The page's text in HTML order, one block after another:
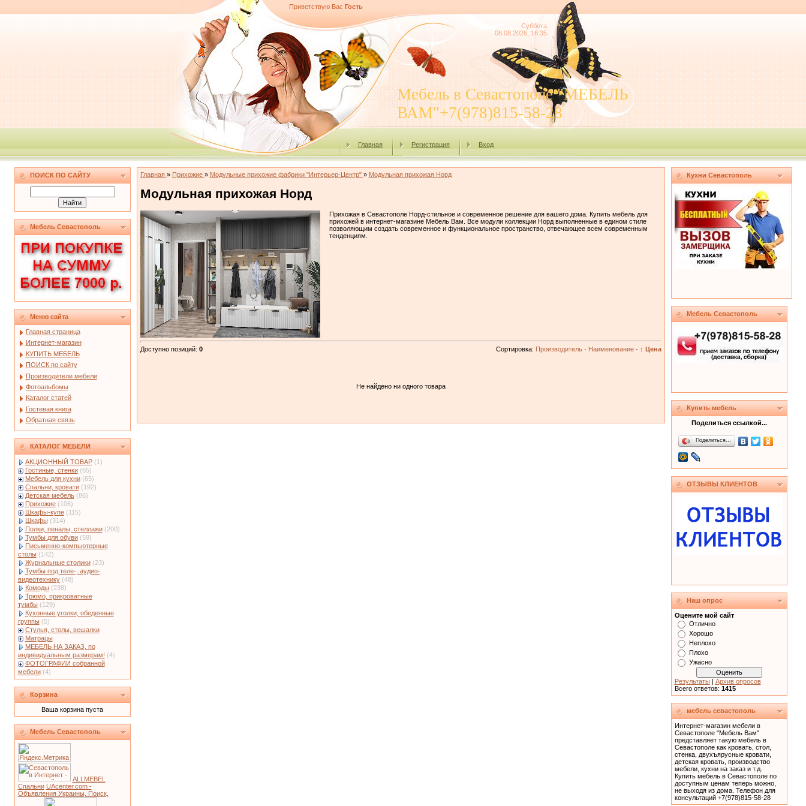
Приветствую Вас Гость
Суббота
08.08.2026, 16:35
Мебель в Севастополе "МЕБЕЛЬ
ВАМ"+7(978)815-58-28
Главная Регистрация Вход
ПОИСК ПО САЙТУ
Мебель Севастополь
Меню сайта
Главная страница
Интернет-магазин
КУПИТЬ МЕБЕЛЬ
ПОИСК по сайту
Производители мебели
Фотоальбомы
Каталог статей
Гостевая книга
Обратная связь
КАТАЛОГ МЕБЕЛИ
АКЦИОННЫЙ ТОВАР (1)
Гостиные, стенки (65)
Мебель для кухни (65)
Спальни, кровати (192)
Детская мебель (86)
Прихожие (106)
Шкафы-купе (115)
Шкафы (314)
Полки, пеналы, стеллажи (200)
Тумбы для обуви (59)
Письменно-компьютерные
столы (142)
Журнальные столики (23)
Тумбы под теле-, аудио-
видеотехнику (48)
Комоды (238)
Трюмо, прикроватные
тумбы (129)
Кухонные уголки, обеденные
группы (5)
Стулья, столы, вешалки
Матрацы
МЕБЕЛЬ НА ЗАКАЗ, по
индивидуальным размерам! (4)
ФОТОГРАФИИ собранной
мебели (4)
Корзина
Ваша корзина пуста
Мебель Севастополь
ALLMEBEL
Спальни UAcenter.com -
Объявления Украины, Поиск,
Главная » Прихожие » Модульные прихожие фабрики "Интерьер-Центр" » Модульная прихожая Норд
Модульная прихожая Норд
Прихожая в Севастополе Норд-стильное и современное решение для вашего дома. Купить мебель для
прихожей в интернет-магазине Мебель Вам. Все модули коллекции Норд выполненные в едином стиле
позволяющим создать современное и функциональное пространство, отвечающее всем современным
тенденциям.
Доступно позиций: 0 Сортировка: Производитель· Наименование· ↑ Цена
Не найдено ни одного товара
Кухни Севастополь
Мебель Севастополь
Купить мебель
Поделиться ссылкой...
Поделиться…
ОТЗЫВЫ КЛИЕНТОВ
Наш опрос
Оцените мой сайт
Отлично
Хорошо
Неплохо
Плохо
Ужасно
Результаты| Архив опросов
Всего ответов: 1415
мебель севастополь
Интернет-магазин мебели в
Севастополе "Мебель Вам"
представляет такую мебель в
Севастополе как кровать, cтол,
стенка, двухъярусные кровати,
детская кровать, производство
мебели, кухни на заказ и т.д.
Купить мебель в Севастополе по
доступным ценам теперь можно,
не выходя из дома. Телефон для
консультаций +7(978)815-58-28